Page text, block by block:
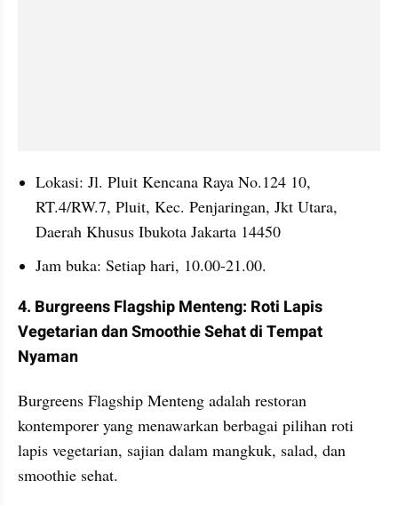
Lokasi: Jl. Pluit Kencana Raya No.124 10,
RT.4/RW.7, Pluit, Kec. Penjaringan, Jkt Utara,
Daerah Khusus Ibukota Jakarta 14450
Jam buka: Setiap hari, 10.00-21.00.
4. Burgreens Flagship Menteng: Roti Lapis
Vegetarian dan Smoothie Sehat di Tempat
Nyaman
Burgreens Flagship Menteng adalah restoran
kontemporer yang menawarkan berbagai pilihan roti
lapis vegetarian, sajian dalam mangkuk, salad, dan
smoothie sehat.